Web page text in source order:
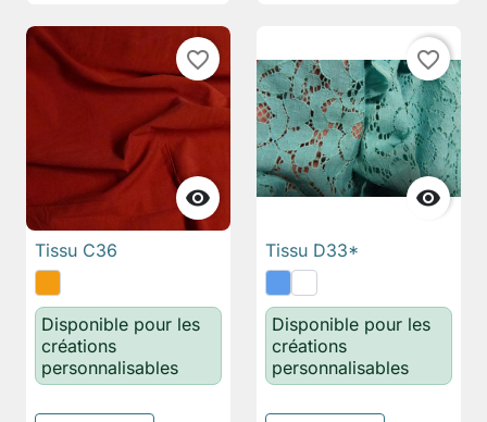

favorite_border
Tissu C36
Disponible pour les
créations
personnalisables

favorite_border
Tissu D33*
Disponible pour les
créations
personnalisables